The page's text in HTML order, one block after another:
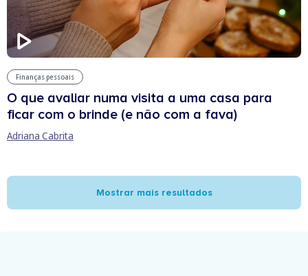
Finanças pessoais
O que avaliar numa visita a uma casa para
ficar com o brinde (e não com a fava)
Adriana Cabrita
Mostrar mais resultados